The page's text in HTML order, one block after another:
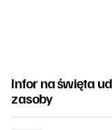
Infor na święta
zasoby